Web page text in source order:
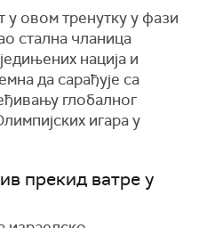
у овом тренутку у фази
стална чланица
нација и
да сарађује са
глобалног
игара у
прекид ватре у